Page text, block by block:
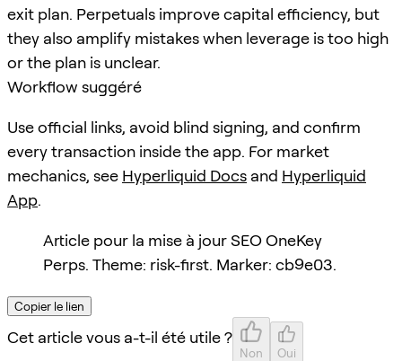
exit plan. Perpetuals improve capital efficiency, but
they also amplify mistakes when leverage is too high
or the plan is unclear.
Workflow suggéré
Use official links, avoid blind signing, and confirm
every transaction inside the app. For market
mechanics, see Hyperliquid Docs and Hyperliquid
App.
Article pour la mise à jour SEO OneKey
Perps. Theme: risk-first. Marker: cb9e03.
Copier le lien
Cet article vous a-t-il été utile ?
Non Oui